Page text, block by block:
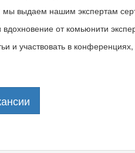
выдаем нашим экспертам
вдохновение от комьюнити
и участвовать в